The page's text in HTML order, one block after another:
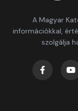
A Magyar
információkkal,
szolgálja